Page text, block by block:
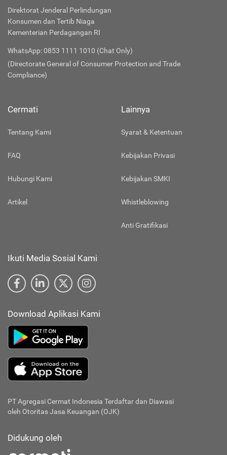
Direktorat Jenderal Perlindungan
Konsumen dan Tertib Niaga
Kementerian Perdagangan RI
WhatsApp: 0853 1111 1010 (Chat Only)
(Directorate General of Consumer Protection and Trade
Compliance)
Cermati
Tentang Kami
FAQ
Hubungi Kami
Artikel
Lainnya
Syarat & Ketentuan
Kebijakan Privasi
Kebijakan SMKI
Whistleblowing
Anti Gratifikasi
Ikuti Media Sosial Kami
Download Aplikasi Kami
PT Agregasi Cermat Indonesia Terdaftar dan Diawasi
oleh Otoritas Jasa Keuangan (OJK)
Didukung oleh